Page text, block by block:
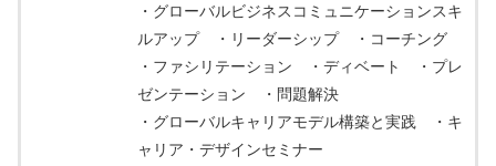
・グローバルビジネスコミュニケーションスキ
ルアップ ・リーダーシップ ・コーチング
・ファシリテーション ・ディベート ・プレ
ゼンテーション ・問題解決
・グローバルキャリアモデル構築と実践 ・キ
ャリア・デザインセミナー